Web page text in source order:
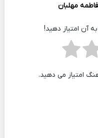
فاطمه مهلبان
آن امتیاز دهید!
امتیاز می دهید.